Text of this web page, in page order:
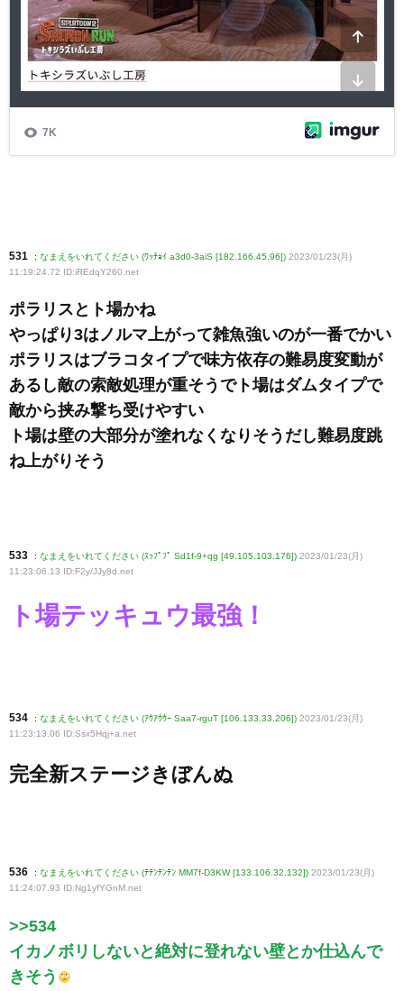
531 : なまえをいれてください (ﾜｯﾁｮｲ a3d0-3aiS [182.166.45.96]) 2023/01/23(月)
11:19:24.72 ID:iREdqY260 .net
ポラリスとト場かね
やっぱり3はノルマ上がって雑魚強いのが一番でかい
ポラリスはブラコタイプで味方依存の難易度変動が
あるし敵の索敵処理が重そうでト場はダムタイプで
敵から挟み撃ち受けやすい
ト場は壁の大部分が塗れなくなりそうだし難易度跳
ね上がりそう
533 : なまえをいれてください (ｽｯﾌﾟﾌﾟ Sd1f-9+qg [49.105.103.176]) 2023/01/23(月)
11:23:06.13 ID:F2y/JJy8d .net
ト場テッキュウ最強！
534 : なまえをいれてください (ｱｳｱｳｳｰ Saa7-rguT [106.133.33.206]) 2023/01/23(月)
11:23:13.06 ID:Ssx5Hqj+a .net
完全新ステージきぼんぬ
536 : なまえをいれてください (ﾃﾃﾝﾃﾝﾃﾝ MM7f-D3KW [133.106.32.132]) 2023/01/23(月)
11:24:07.93 ID:Ng1yfYGnM.net
>>534
イカノボリしないと絶対に登れない壁とか仕込んで
きそう